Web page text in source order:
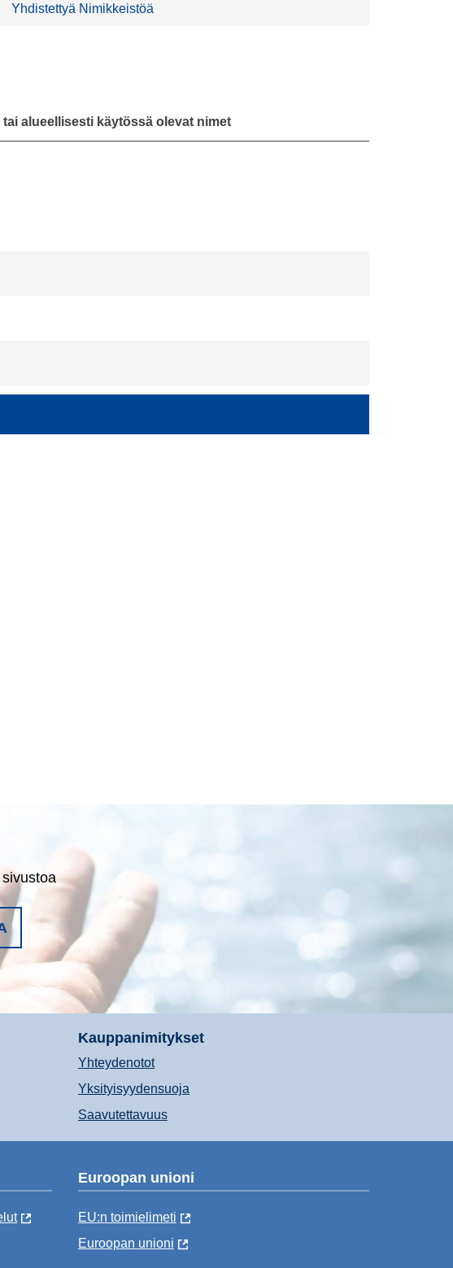
Yhdistettyä Nimikkeistöä
tai alueellisesti käytössä olevat nimet
Kauppanimitykset
Yhteydenotot
Yksityisyydensuoja
Saavutettavuus
Euroopan unioni
EU:n toimielimeti
Euroopan unioni